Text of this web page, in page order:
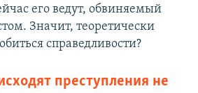
его ведут, обвиняемый
Значит, теоретически
справедливости?
преступления не